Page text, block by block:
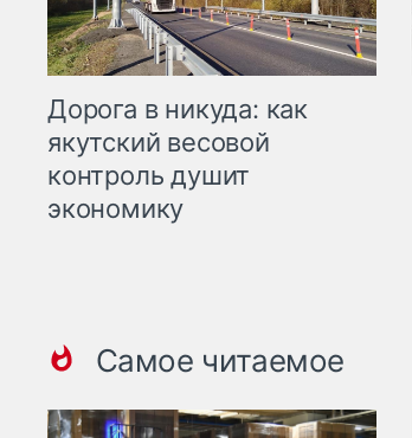
Дорога в никуда: как
якутский весовой
контроль душит
экономику
Самое читаемое